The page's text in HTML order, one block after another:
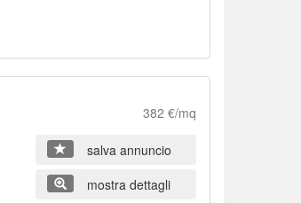
382 €/mq
salva annuncio
mostra dettagli